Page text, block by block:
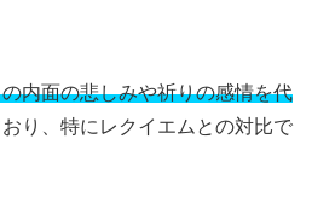
内面の悲しみや祈りの感情を代
り、特にレクイエムとの対比で